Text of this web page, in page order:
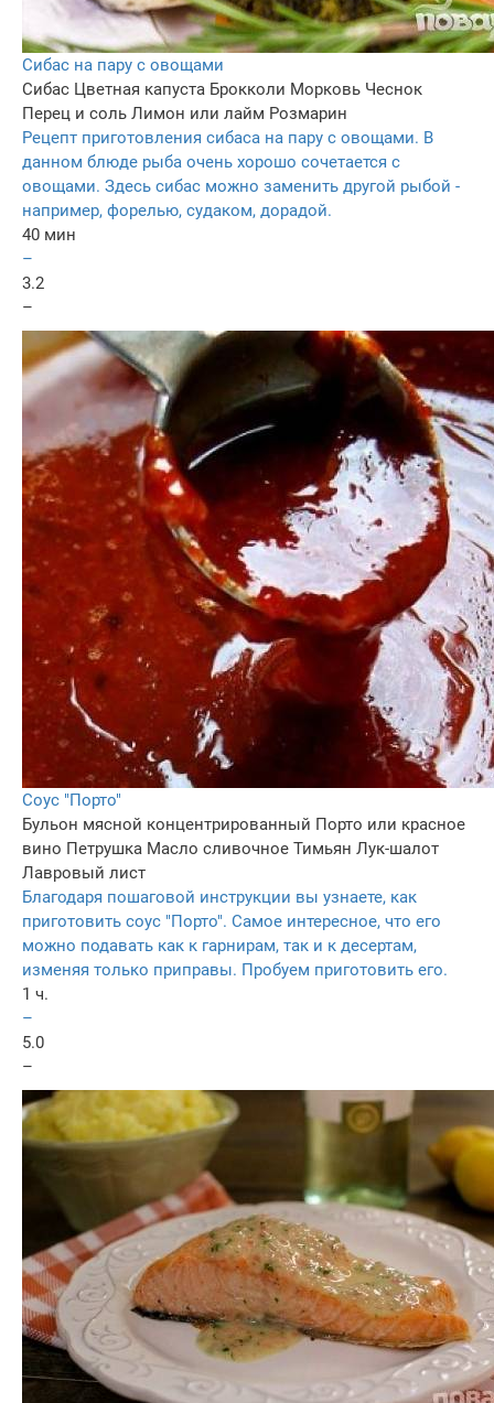
Сибас на пару с овощами
Сибас Цветная капуста Брокколи Морковь Чеснок
Перец и соль Лимон или лайм Розмарин
Рецепт приготовления сибаса на пару с овощами. В
данном блюде рыба очень хорошо сочетается с
овощами. Здесь сибас можно заменить другой рыбой -
например, форелью, судаком, дорадой.
40 мин
–
3.2
–
Соус "Порто"
Бульон мясной концентрированный Порто или красное
вино Петрушка Масло сливочное Тимьян Лук-шалот
Лавровый лист
Благодаря пошаговой инструкции вы узнаете, как
приготовить соус "Порто". Самое интересное, что его
можно подавать как к гарнирам, так и к десертам,
изменяя только приправы. Пробуем приготовить его.
1 ч.
–
5.0
–